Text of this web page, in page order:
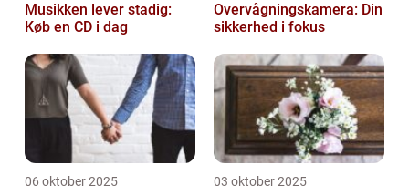
Musikken lever stadig:
Køb en CD i dag
Overvågningskamera: Din
sikkerhed i fokus
06 oktober 2025 03 oktober 2025